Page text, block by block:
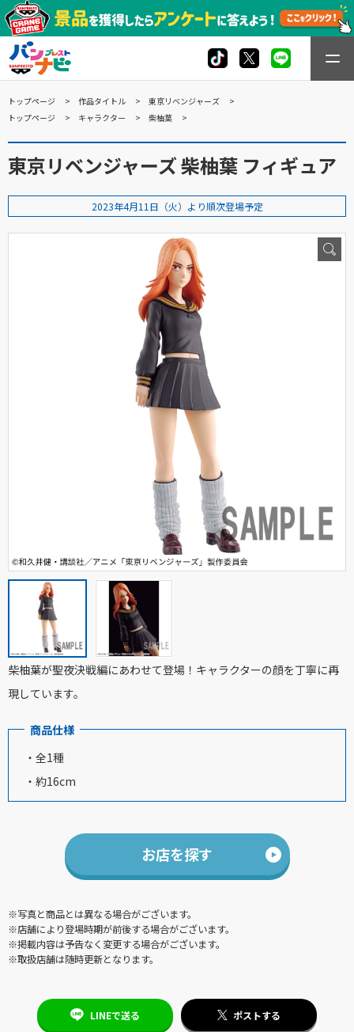
トップページ 作品タイトル
東京リベンジャーズ
トップページ
キャラクター 柴柚葉
東京リベンジャーズ 柴柚葉 フィギュア
2023年4月11日（火）より順次登場予定
柴柚葉が聖夜決戦編にあわせて登場！キャラクターの顔を丁寧に再
現しています。
商品仕様
・全1種
・約16cm
お店を探す
※写真と商品とは異なる場合がございます。
※店舗により登場時期が前後する場合がございます。
※掲載内容は予告なく変更する場合がございます。
※取扱店舗は随時更新となります。
LINEで送る ポストする